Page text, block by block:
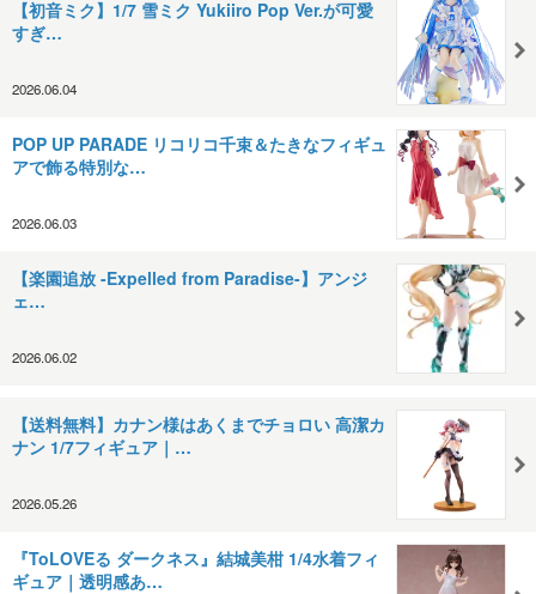
【初音ミク】1/7 雪ミク Yukiiro Pop Ver.が可愛
すぎ…
2026.06.04
POP UP PARADE リコリコ千束＆たきなフィギュ
アで飾る特別な…
2026.06.03
【楽園追放 -Expelled from Paradise-】アンジ
ェ…
2026.06.02
【送料無料】カナン様はあくまでチョロい 高潔カ
ナン 1/7フィギュア｜…
2026.05.26
『ToLOVEる ダークネス』結城美柑 1/4水着フィ
ギュア｜透明感あ…